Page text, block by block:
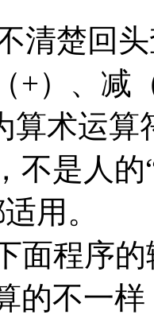
不清楚回
+）、减
算术运
不是人
用。
面程序
的不一